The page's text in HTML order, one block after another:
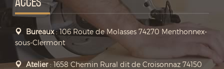
Bureaux: 106 Route de Molasses 74270 Menthonnex-
sous-Clermont
Atelier: 1658 Chemin Rural dit de Croisonnaz 74150